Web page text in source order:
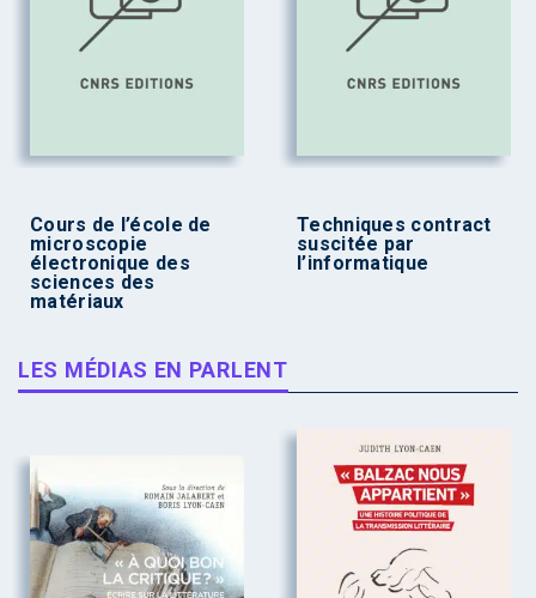
Cours de l’école de
microscopie
électronique des
sciences des
matériaux
Techniques contract
suscitée par
l’informatique
LES MÉDIAS EN PARLENT